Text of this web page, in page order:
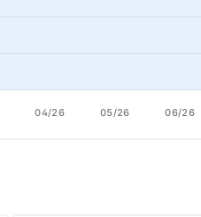
04/26 05/26 06/26